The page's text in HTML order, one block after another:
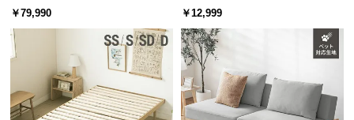
ー
ト
知
ニングテーブル 6人掛け 天然木突
￥79,990
キャスター付き 上下左右角度調節
￥12,999